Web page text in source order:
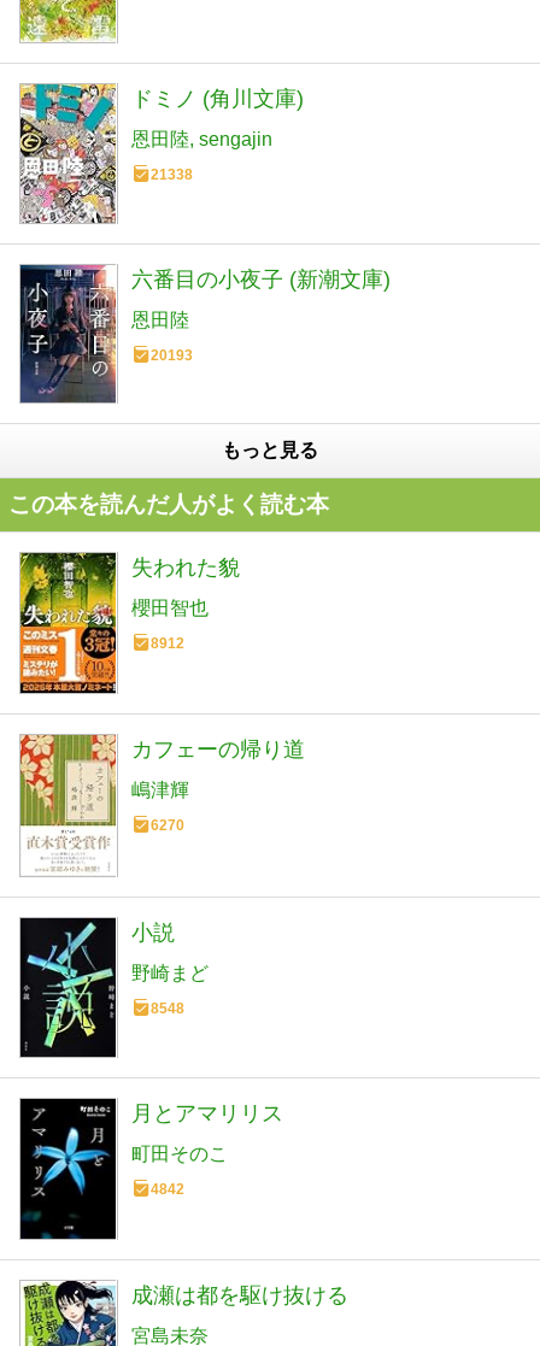
ドミノ (角川文庫)
恩田陸 sengajin
21338
六番目の小夜子 (新潮文庫)
恩田陸
20193
もっと見る
この本を読んだ人がよく読む本
失われた貌
櫻田智也
8912
カフェーの帰り道
嶋津輝
6270
小説
野崎まど
8548
月とアマリリス
町田そのこ
4842
成瀬は都を駆け抜ける
宮島未奈